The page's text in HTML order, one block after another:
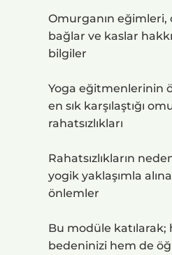
Omurganın eğimleri,
bağlar ve kaslar
bilgiler
Yoga eğitmenlerinin
en sık karşılaştığı
rahatsızlıkları
Rahatsızlıkların
yogik yaklaşımla
önlemler
Bu modüle katılarak;
bedeninizi hem de